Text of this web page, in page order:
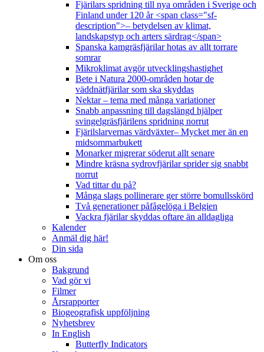
Fjärilars spridning till nya områden i Sverige och
Finland under 120 år <span class="sf-
description">– betydelsen av klimat,
landskapstyp och arters särdrag</span>
Spanska kamgräsfjärilar hotas av allt torrare
somrar
Mikroklimat avgör utvecklingshastighet
Bete i Natura 2000-områden hotar de
väddnätfjärilar som ska skyddas
Nektar – tema med många variationer
Snabb anpassning till dagslängd hjälper
svingelgräsfjärilens spridning norrut
Fjärilslarvernas värdväxter– Mycket mer än en
midsommarbukett
Monarker migrerar söderut allt senare
Mindre kräsna sydrovfjärilar sprider sig snabbt
norrut
Vad tittar du på?
Många slags pollinerare ger större bomullsskörd
Två generationer påfågelöga i Belgien
Vackra fjärilar skyddas oftare än alldagliga
Kalender
Anmäl dig här!
Din sida
Om oss
Bakgrund
Vad gör vi
Filmer
Årsrapporter
Biogeografisk uppföljning
Nyhetsbrev
In English
Butterfly Indicators